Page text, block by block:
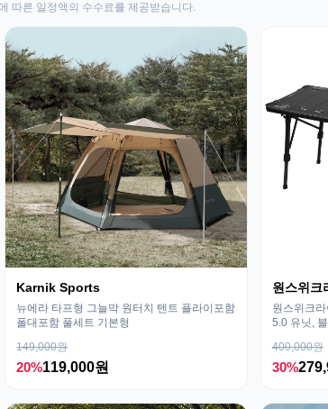
따른 일정액의 수수료를 제공받습니다.
Karnik Sports
뉴에라 타프형 그늘막 원터치 텐트 플라이포함
폴대포함 풀세트 기본형
149,000원
20%119,000원
원스위크
원스위크
5.0 유닛,
400,000원
30%